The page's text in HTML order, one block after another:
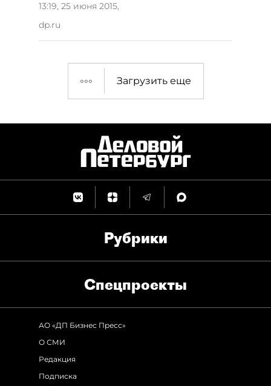
13:19, 25 июня 2015,
dp.ru
Загрузить еще
Рубрики
Спец­проекты
АО «ДП Бизнес Пресс»
О СМИ
Редакция
Подписка